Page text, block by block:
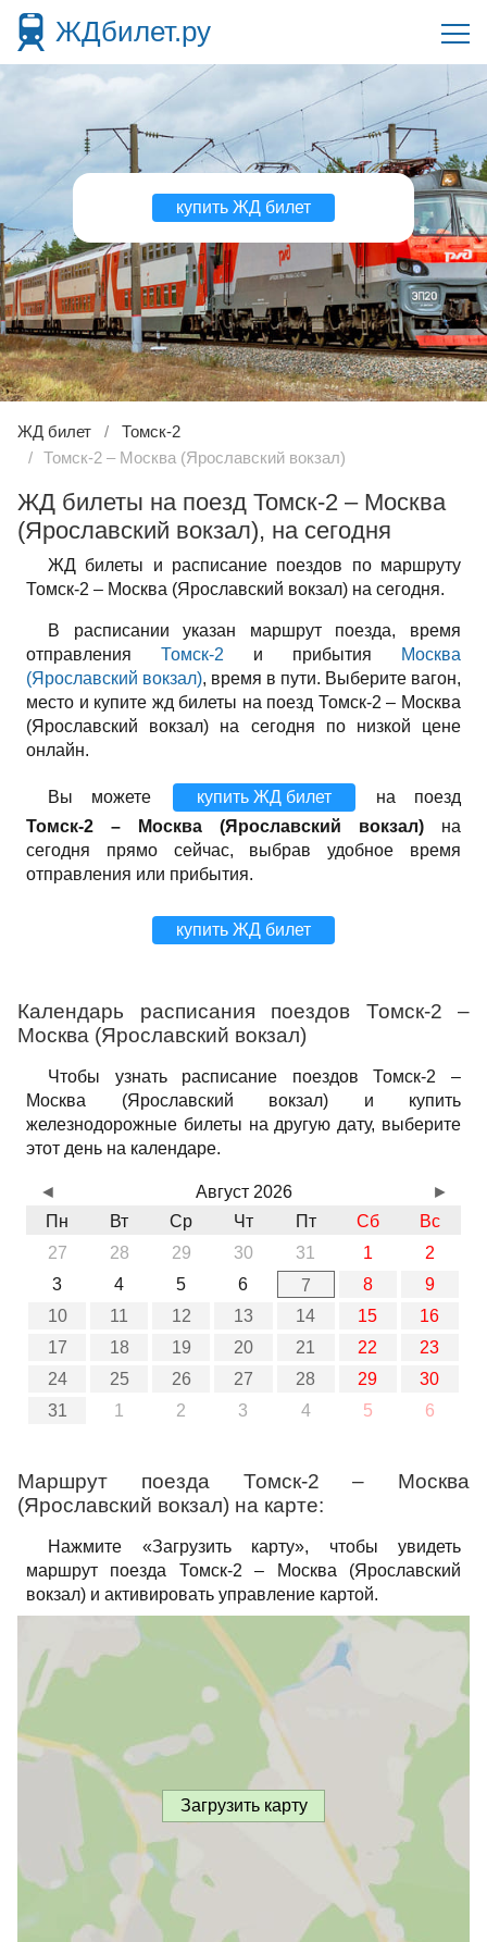
ЖДбилет.ру
купить ЖД билет
ЖД билет
Томск-2
Томск-2 – Москва (Ярославский вокзал)
ЖД билеты на поезд Томск-2 – Москва
(Ярославский вокзал), на сегодня
ЖД билеты и расписание поездов по маршруту
Томск-2 – Москва (Ярославский вокзал) на сегодня.
В расписании указан маршрут поезда, время
отправления Томск-2 и прибытия
Москва
(Ярославский вокзал), время в пути. Выберите вагон,
место и купите жд билеты на поезд Томск-2 – Москва
(Ярославский вокзал) на сегодня по низкой цене
онлайн.
Вы можете купить ЖД билет
на поезд
Томск-2 – Москва (Ярославский вокзал) на
сегодня прямо сейчас, выбрав удобное время
отправления или прибытия.
купить ЖД билет
Календарь расписания поездов Томск-2 –
Москва (Ярославский вокзал)
Чтобы узнать расписание поездов Томск-2 –
Москва (Ярославский вокзал) и купить
железнодорожные билеты на другую дату, выберите
этот день на календаре.
Август 2026
Пн
Вт Ср Чт Пт Сб
Вс
27
28 29 30 31 1
2
3
4 5 6 7 8
9
10
11 12 13 14 15
16
17
18 19 20 21 22
23
24
25 26 27 28 29
30
31
1 2 3 4 5 6
◄ ►
Маршрут поезда Томск-2 – Москва
(Ярославский вокзал) на карте:
Нажмите «Загрузить карту», чтобы увидеть
маршрут поезда Томск-2 – Москва (Ярославский
вокзал) и активировать управление картой.
Загрузить карту